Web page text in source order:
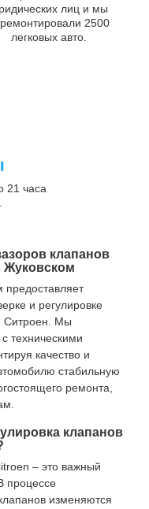
лиц и мы
2500
легковых авто.
21 часа
клапанов
Жуковском
предоставляет
и регулировке
Ситроен. Мы
техническими
качество и
стабильную
ремонта,
клапанов
– это важный
процессе
изменяются